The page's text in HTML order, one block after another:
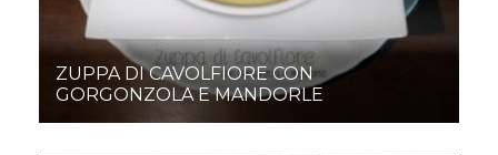
ZUPPA DI CAVOLFIORE CON
GORGONZOLA E MANDORLE